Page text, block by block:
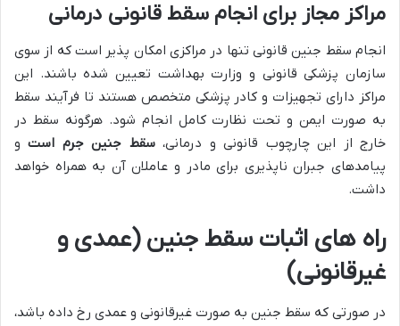
مراکز مجاز برای انجام سقط قانونی درمانی
انجام سقط جنین قانونی تنها در مراکزی امکان پذیر است که از سوی
سازمان پزشکی قانونی و وزارت بهداشت تعیین شده باشند. این
مراکز دارای تجهیزات و کادر پزشکی متخصص هستند تا فرآیند سقط
به صورت ایمن و تحت نظارت کامل انجام شود. هرگونه سقط در
خارج از این چارچوب قانونی و درمانی،سقط جنین جرم استو
پیامدهای جبران ناپذیری برای مادر و عاملان آن به همراه خواهد
داشت.
راه های اثبات سقط جنین (عمدی و
غیرقانونی)
در صورتی که سقط جنین به صورت غیرقانونی و عمدی رخ داده باشد،